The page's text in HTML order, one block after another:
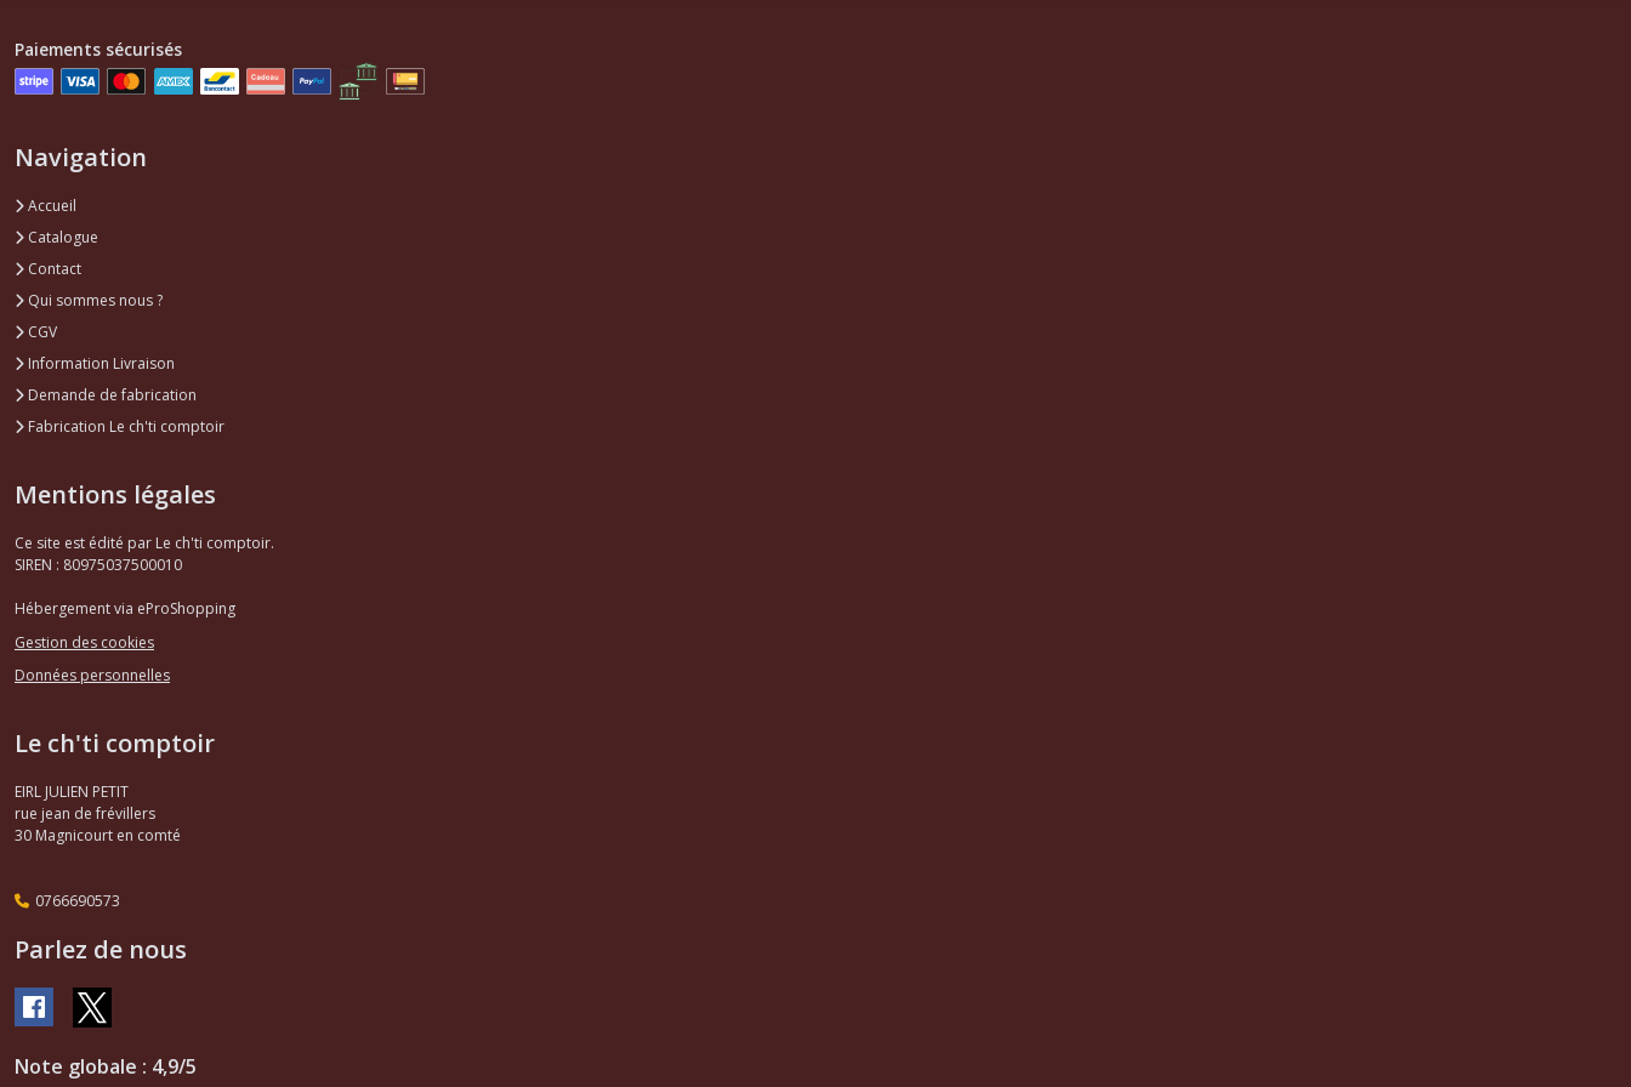
(1)
Afficher
les
résultats
Paiements sécurisés
Navigation
Accueil
Catalogue
Contact
Qui sommes nous ?
CGV
Information Livraison
Demande de fabrication
Fabrication Le ch'ti comptoir
Mentions légales
Ce site est édité par Le ch'ti comptoir.
SIREN : 80975037500010
Hébergement via eProShopping
Gestion des cookies
Données personnelles
Le ch'ti comptoir
EIRL JULIEN PETIT
rue jean de frévillers
30 Magnicourt en comté
0766690573
Parlez de nous
Note globale : 4,9/5